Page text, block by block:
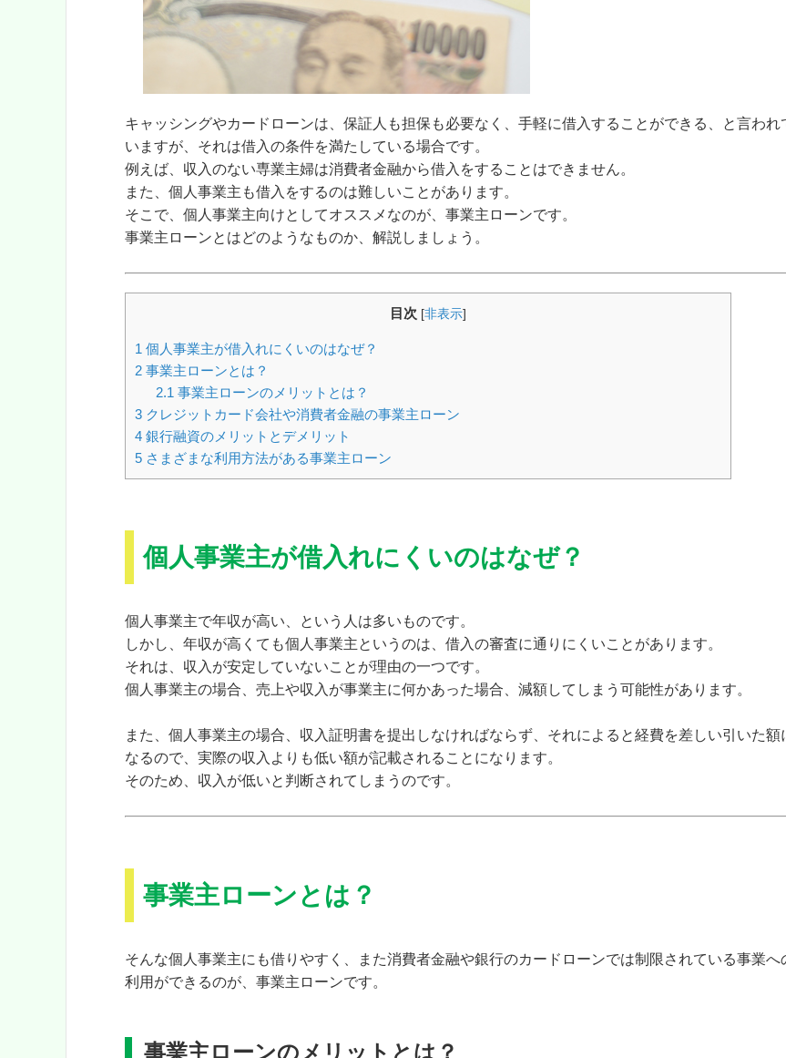
キャッシングやカードローンは、保証人も担保も必要なく、手軽に借入することができる、と言われ
いますが、それは借入の条件を満たしている場合です。
例えば、収入のない専業主婦は消費者金融から借入をすることはできません。
また、 個人事業主も借入をするのは難しいことがあります。
そこで、個人事業主向けとしてオススメなのが、事業主ローンです。
事業主ローンとはどのようなものか、解説しましょう。
目次 [非表示]
1 個人事業主が借入れにくいのはなぜ？
2 事業主ローンとは？
2.1 事業主ローンのメリットとは？
3 クレジットカード会社や消費者金融の事業主ローン
4 銀行融資のメリットとデメリット
5 さまざまな利用方法がある事業主ローン
個人事業主が借入れにくいのはなぜ？
個人事業主で年収が高い、という人は多いものです。
しかし、年収が高くても個人事業主というのは、 借入の審査に通りにくいことがあります。
それは、収入が安定していないことが理由の一つです。
個人事業主の場合、売上や収入が事業主に何かあった場合、減額してしまう可能性があります。
また、個人事業主の場合、収入証明書を提出しなければならず、それによると経費を差しい引いた額
なるので、実際の収入よりも低い額が記載されることになります。
そのため、収入が低いと判断されてしまうのです。
事業主ローンとは？
そんな個人事業主にも借りやすく、また消費者金融や銀行のカードローンでは制限されている事業へ
利用ができるのが、 事業主ローンです。
事業主ローンのメリットとは？